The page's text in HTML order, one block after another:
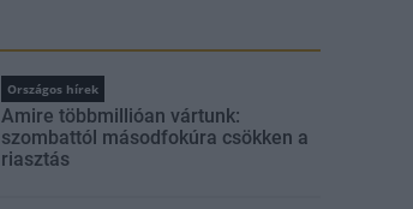
Országos hírek
Amire többmillióan vártunk:
szombattól másodfokúra csökken a
riasztás